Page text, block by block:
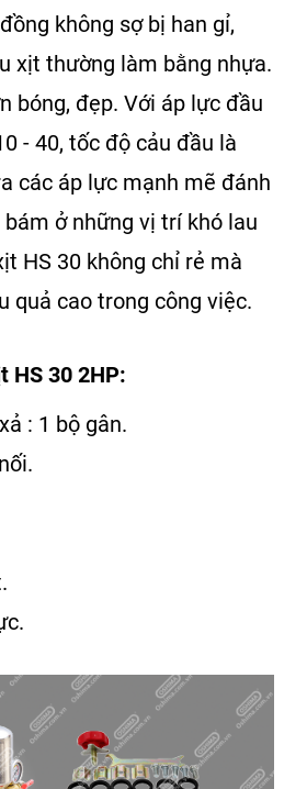
không sợ bị han gỉ,
xịt thường làm bằng nhựa.
bóng, đẹp. Với áp lực đầu
- 40, tốc độ cảu đầu là
các áp lực mạnh mẽ đánh
ở những vị trí khó lau
HS 30 không chỉ rẻ mà
quả cao trong công việc.
HS 30 2HP:
: 1 bộ gân.